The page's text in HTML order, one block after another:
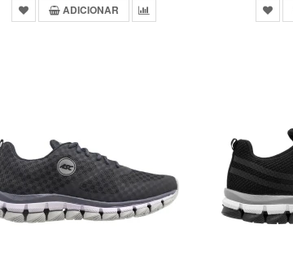
ADICIONAR